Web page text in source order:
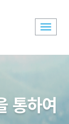
Toggle
통하여